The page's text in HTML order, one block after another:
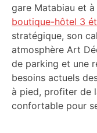
gare Matabiau et
boutique-hôtel 3
stratégique, son
atmosphère Art
de parking et une
besoins actuels
à pied, profiter de
confortable pour